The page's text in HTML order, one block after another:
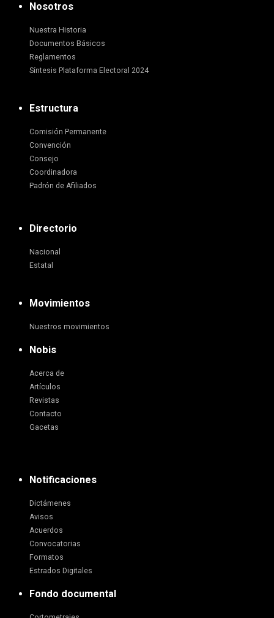
Nosotros
Nuestra Historia
Documentos Básicos
Reglamentos
Síntesis Plataforma Electoral 2024
Estructura
Comisión Permanente
Convención
Consejo
Coordinadora
Padrón de Afiliados
Directorio
Nacional
Estatal
Movimientos
Nuestros movimientos
Nobis
Acerca de
Artículos
Revistas
Contacto
Gacetas
Notificaciones
Dictámenes
Avisos
Acuerdos
Convocatorias
Formatos
Estrados Digitales
Fondo documental